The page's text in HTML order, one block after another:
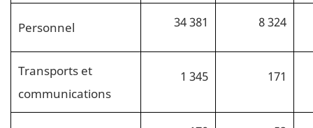
Personnel 34 381 8 324
Transports et
communications
1 345 171